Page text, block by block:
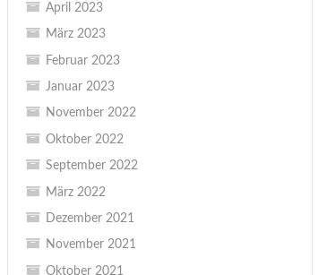
April 2023
März 2023
Februar 2023
Januar 2023
November 2022
Oktober 2022
September 2022
März 2022
Dezember 2021
November 2021
Oktober 2021